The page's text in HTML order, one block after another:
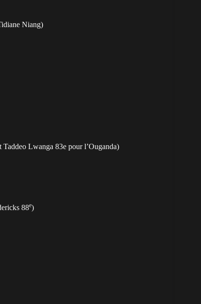
Niang)
Lwanga 83e pour l’Ouganda)
88e)